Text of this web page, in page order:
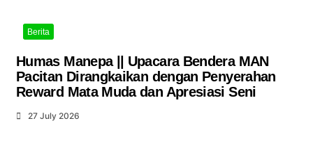
Berita
Humas Manepa || Upacara Bendera MAN
Pacitan Dirangkaikan dengan Penyerahan
Reward Mata Muda dan Apresiasi Seni
27 July 2026